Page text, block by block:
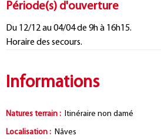
Période(s) d'ouverture
Du 12/12 au 04/04 de 9h à 16h15.
Horaire des secours.
Informations
Natures terrain : Itinéraire non damé
Localisation : Nâves